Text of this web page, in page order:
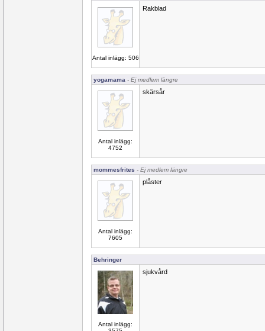
Antal inlägg: 506
Rakblad
yogamama - Ej medlem längre
Antal inlägg:
4752
skärsår
mommesfrites - Ej medlem längre
Antal inlägg:
7605
plåster
Behringer
Antal inlägg:
sjukvård